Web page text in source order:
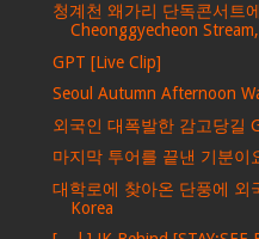
청계천 왜가리 단독콘서트
Cheonggyecheon
GPT [Live Clip]
Seoul Autumn Afternoon
외국인 대폭발한 감고당길
마지막 투어를 끝낸 기분이
대학로에 찾아온 단풍에 외
Korea